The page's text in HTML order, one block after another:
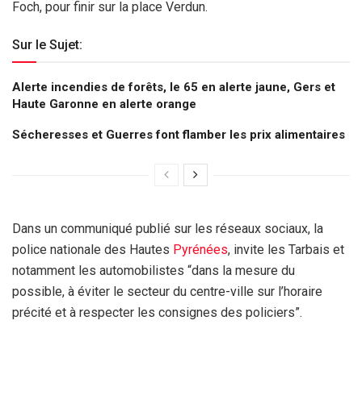
Foch, pour finir sur la place Verdun.
Sur le Sujet:
Alerte incendies de forêts, le 65 en alerte jaune, Gers et
Haute Garonne en alerte orange
Sécheresses et Guerres font flamber les prix alimentaires
Dans un communiqué publié sur les réseaux sociaux, la
police nationale des Hautes Pyrénées, invite les Tarbais et
notamment les automobilistes “dans la mesure du
possible, à éviter le secteur du centre-ville sur l’horaire
précité et à respecter les consignes des policiers”.